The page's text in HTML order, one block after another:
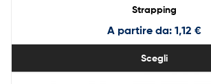
Strapping
A partire da: 1,12 €
Scegli